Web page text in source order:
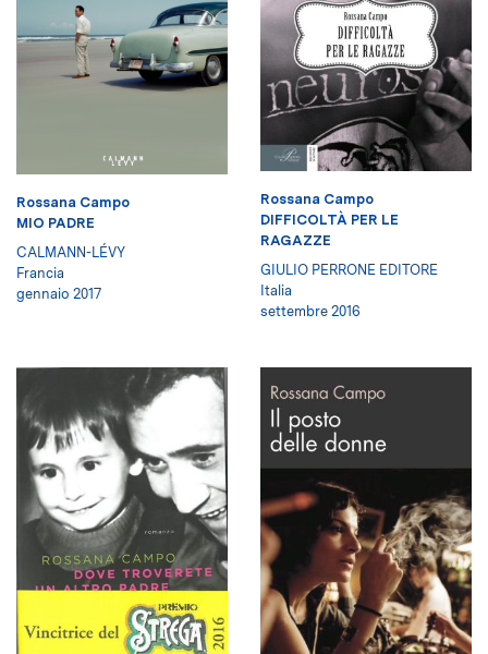
Rossana Campo
MIO PADRE
CALMANN-LÉVY
Francia
gennaio 2017
Rossana Campo
DIFFICOLTÀ PER LE
RAGAZZE
GIULIO PERRONE EDITORE
Italia
settembre 2016